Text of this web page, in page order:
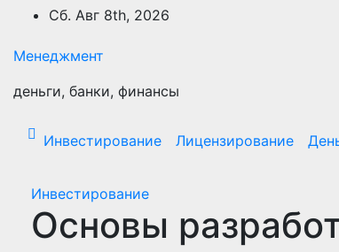
Перейти
содержимому
Сб. Авг 8th, 2026
Менеджмент
деньги, банки, финансы
Инвестирование Лицензирование
Инвестирование
Основы